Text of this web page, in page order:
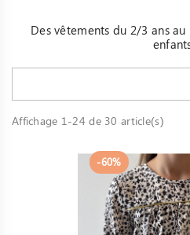
Des vêtements du 2/3 ans
Affichage 1-24 de 30 article(s)
-60%